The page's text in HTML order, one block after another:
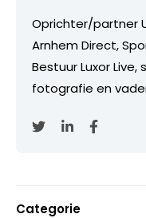
Oprichter/partner
Arnhem Direct,
Bestuur Luxor Live,
fotografie en
Categorie